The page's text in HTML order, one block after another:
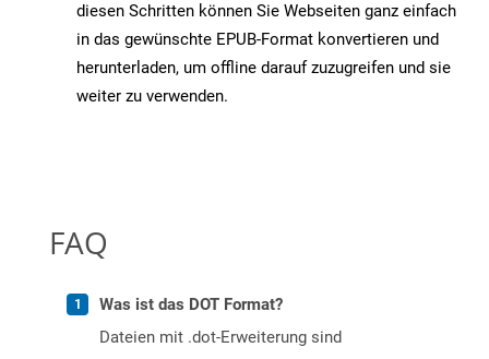
diesen Schritten können Sie Webseiten ganz einfach
in das gewünschte EPUB-Format konvertieren und
herunterladen, um offline darauf zuzugreifen und sie
weiter zu verwenden.
FAQ
Was ist das DOT Format?
Dateien mit .dot-Erweiterung sind